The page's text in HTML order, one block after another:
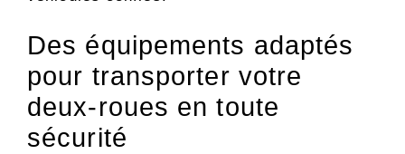
Des équipements adaptés
pour transporter votre
deux-roues en toute
sécurité